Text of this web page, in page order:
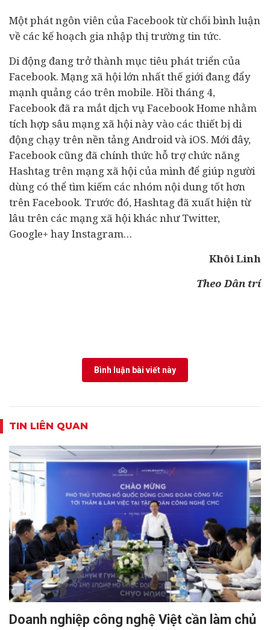
Một phát ngôn viên của Facebook từ chối bình luận
về các kế hoạch gia nhập thị trường tin tức.
Di động đang trở thành mục tiêu phát triển của
Facebook. Mạng xã hội lớn nhất thế giới đang đẩy
mạnh quảng cáo trên mobile. Hồi tháng 4,
Facebook đã ra mắt dịch vụ Facebook Home nhằm
tích hợp sâu mạng xã hội này vào các thiết bị di
động chạy trên nền tảng Android và iOS. Mới đây,
Facebook cũng đã chính thức hỗ trợ chức năng
Hashtag trên mạng xã hội của mình để giúp người
dùng có thể tìm kiếm các nhóm nội dung tốt hơn
trên Facebook. Trước đó, Hashtag đã xuất hiện từ
lâu trên các mạng xã hội khác như Twitter,
Google+ hay Instagram…
Khôi Linh
Theo Dân trí
Bình luận bài viết này
TIN LIÊN QUAN
Doanh nghiệp công nghệ Việt cần làm chủ